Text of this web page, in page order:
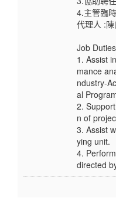
4.主管臨
代理人 :
Job
1. Assist
mance
ndustry-
al
2.
n of
3. Assist
ying unit.
4.
directed